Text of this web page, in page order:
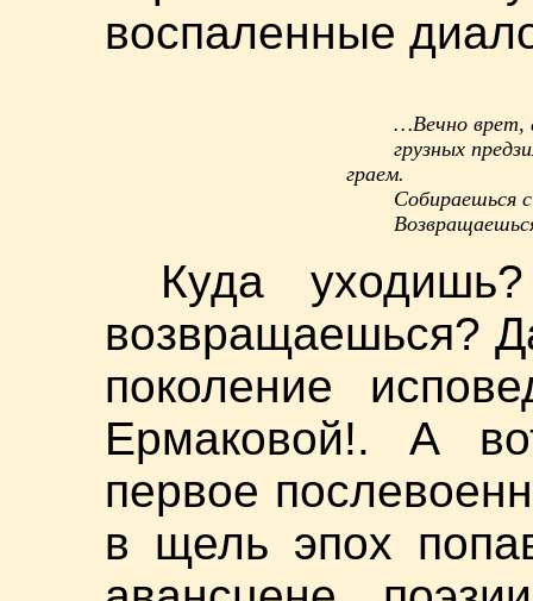
воспаленные
…Вечно врет,
грузных
граем.
Собираешься
Куда
возвращаешься?
поколение
Ермаковой!. А
первое
в щель эпох